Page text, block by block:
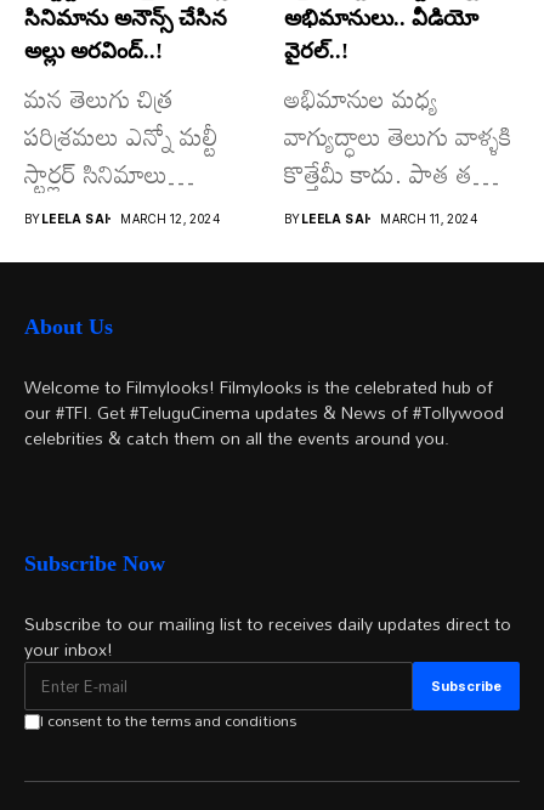
సినిమాను అనౌన్స్ చేసిన
అల్లు అరవింద్..!
మన తెలుగు చిత్ర
పరిశ్రమలు ఎన్నో మల్టీ
స్టార్లర్ సినిమాలు
వచ్చాయి.. కొన్ని సినిమాలు
అయితే...
BY LEELA SAI MARCH 12, 2024
అభిమానులు.. వీడియో
వైరల్..!
అభిమానుల మధ్య
వాగ్యుద్ధాలు తెలుగు వాళ్ళకి
కొత్తేమీ కాదు. పాత తరం
నటుల నుంచి నేటి...
BY LEELA SAI MARCH 11, 2024
About Us
Welcome to Filmylooks! Filmylooks is the celebrated hub of
our #TFI. Get #TeluguCinema updates & News of #Tollywood
celebrities & catch them on all the events around you.
Subscribe Now
Subscribe to our mailing list to receives daily updates direct to
your inbox!
I consent to the terms and conditions